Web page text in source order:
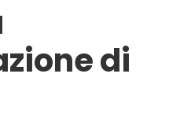
di